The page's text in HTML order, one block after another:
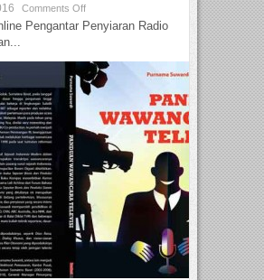
Comments Off
Pengantar Penyiaran Radio